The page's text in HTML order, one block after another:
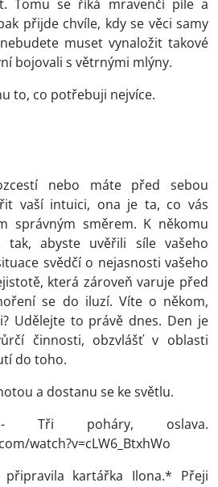
Tomu se říká mravenčí píle a
přijde chvíle, kdy se věci samy
muset vynaložit takové
bojovali s větrnými mlýny.
to, co potřebuji nejvíce.
nebo máte před sebou
vaší intuici, ona je ta, co vás
správným směrem. K někomu
tak, abyste uvěřili síle vašeho
svědčí o nejasnosti vašeho
která zároveň varuje před
se do iluzí. Víte o někom,
Udělejte to právě dnes. Den je
činnosti, obzvlášť v oblasti
do toho.
a dostanu se ke světlu.
Tři poháry, oslava.
watch?v=cLW6_BtxhWo
kartářka Ilona.* Přeji